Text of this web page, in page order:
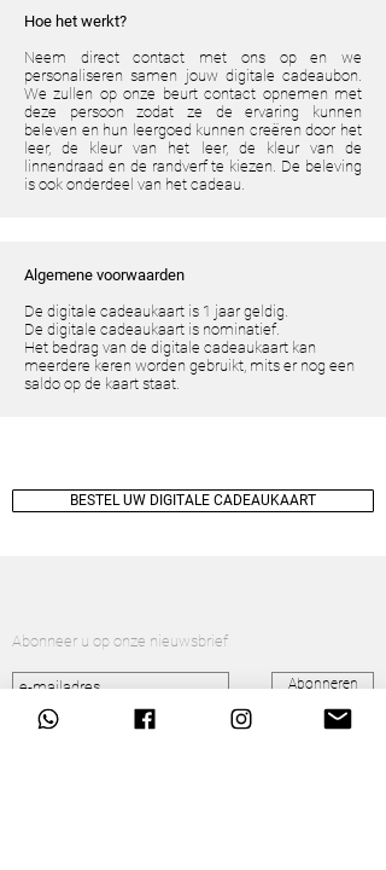
Hoe het werkt?
Neem direct contact met ons op en we
personaliseren samen jouw digitale cadeaubon.
We zullen op onze beurt contact opnemen met
deze persoon zodat ze de ervaring kunnen
beleven en hun leergoed kunnen creëren door het
leer, de kleur van het leer, de kleur van de
linnendraad en de randverf te kiezen. De beleving
is ook onderdeel van het cadeau.
Algemene voorwaarden
De digitale cadeaukaart is 1 jaar geldig.
De digitale cadeaukaart is nominatief.
Het bedrag van de digitale cadeaukaart kan
meerdere keren worden gebruikt, mits er nog een
saldo op de kaart staat.
BESTEL UW DIGITALE CADEAUKAART
Abonneer u op onze nieuwsbrief
Abonneren
Ik accepteer de Algemene Voorwaarden